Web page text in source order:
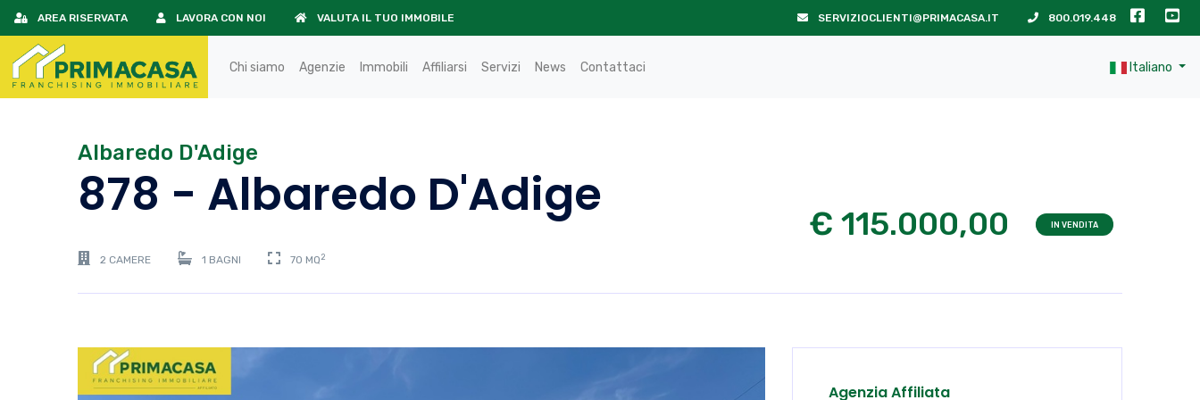
AREA RISERVATA LAVORA CON NOI VALUTA IL TUO IMMOBILE SERVIZIOCLIENTI@PRIMACASA.IT 800.019.448
Chi siamo Agenzie Immobili Affiliarsi Servizi News Contattaci Italiano
Albaredo D'Adige
878 - Albaredo D'Adige
2 CAMERE 1 BAGNI 70 MQ 2
€ 115.000,00 IN VENDITA
Agenzia Affiliata